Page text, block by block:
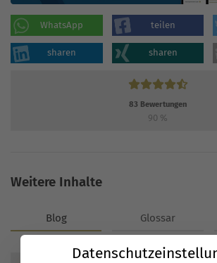
WhatsApp teilen
sharen sharen
83 Bewertungen
90 %
Weitere Inhalte
Blog Glossar